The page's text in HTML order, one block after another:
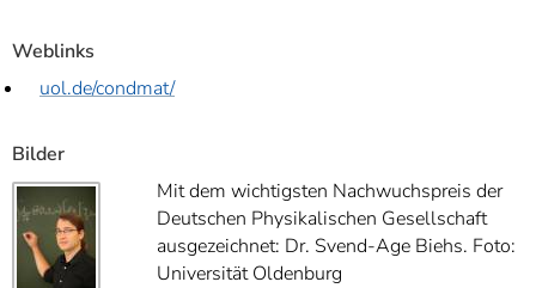
Weblinks
uol.de/condmat/
Bilder
Mit dem wichtigsten Nachwuchspreis der
Deutschen Physikalischen Gesellschaft
ausgezeichnet: Dr. Svend-Age Biehs. Foto:
Universität Oldenburg